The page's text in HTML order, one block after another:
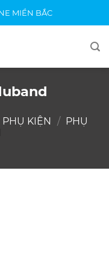
MIỀN BẮC
PHỤ KIỆN / PHỤ